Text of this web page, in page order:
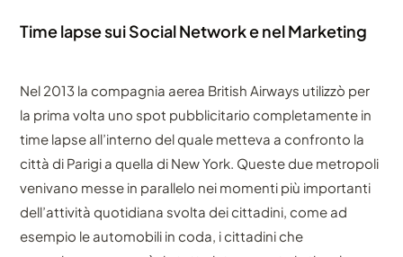
Time lapse sui Social Network e nel Marketing
Nel 2013 la compagnia aerea British Airways utilizzò per
la prima volta uno spot pubblicitario completamente in
time lapse all’interno del quale metteva a confronto la
città di Parigi a quella di New York. Queste due metropoli
venivano messe in parallelo nei momenti più importanti
dell’attività quotidiana svolta dei cittadini, come ad
esempio le automobili in coda, i cittadini che